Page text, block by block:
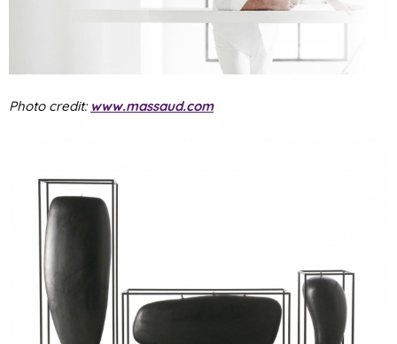
Photo credit: www.massaud.com